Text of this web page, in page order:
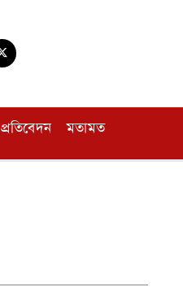
মতামত